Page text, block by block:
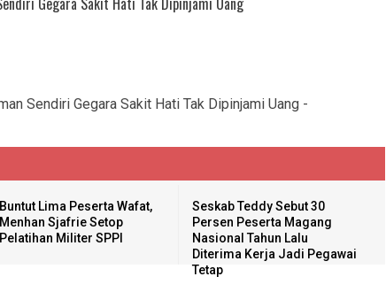
Buntut Lima Peserta Wafat,
Menhan Sjafrie Setop
Pelatihan Militer SPPI
Seskab Teddy Sebut 30
Persen Peserta Magang
Nasional Tahun Lalu
Diterima Kerja Jadi Pegawai
Tetap